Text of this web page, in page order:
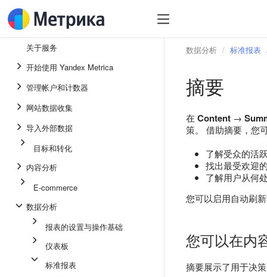
关于服务
开始使用 Yandex Metrica
管理帐户和计数器
网站数据收集
导入外部数据
目标和转化
内容分析
E-commerce
数据分析
报表的设置与操作基础
仪表板
标准报表
数据分析 标准报表
摘要
在 Content →
策。 借助摘要，您
了解受众的活
找出最受欢迎
了解用户从何
您可以启用自动刷
您可以在内
摘要展示了用于决